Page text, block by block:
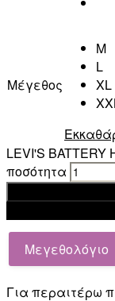
Μέγεθος
M
L
XL
LEVI'S BATTERY
ποσότητα
Μεγεθολόγιο
Για περαιτέρω